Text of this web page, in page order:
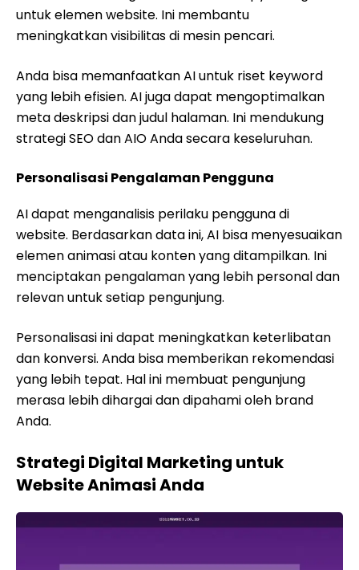
untuk elemen website. Ini membantu
meningkatkan visibilitas di mesin pencari.
Anda bisa memanfaatkan AI untuk riset keyword
yang lebih efisien. AI juga dapat mengoptimalkan
meta deskripsi dan judul halaman. Ini mendukung
strategi SEO dan AIO Anda secara keseluruhan.
Personalisasi Pengalaman Pengguna
AI dapat menganalisis perilaku pengguna di
website. Berdasarkan data ini, AI bisa menyesuaikan
elemen animasi atau konten yang ditampilkan. Ini
menciptakan pengalaman yang lebih personal dan
relevan untuk setiap pengunjung.
Personalisasi ini dapat meningkatkan keterlibatan
dan konversi. Anda bisa memberikan rekomendasi
yang lebih tepat. Hal ini membuat pengunjung
merasa lebih dihargai dan dipahami oleh brand
Anda.
Strategi Digital Marketing untuk
Website Animasi Anda